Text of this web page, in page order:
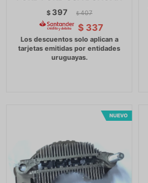
$ 397 $ 407
$ 337